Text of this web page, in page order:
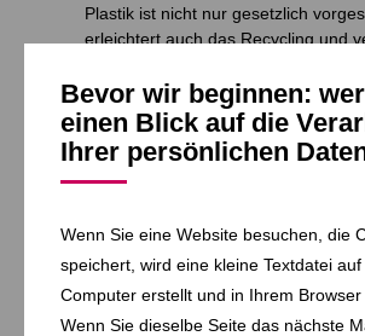
Bevor wir beginnen:
einen Blick auf die
Ihrer persönlichen
Wenn Sie eine Website besuchen, die
speichert, wird eine kleine Textdatei
Computer erstellt und in Ihrem Browser
Wenn Sie dieselbe Seite das nächste
Plastik ist nicht nur gesetzlich
erleichtert auch das Recycling und
Regelmäßige Reinigung:Halten
Entsorgungsbereiche sauber und
diese regelmäßig, um die Hygiene in
Lebensmittelverschwendung:
Einkaufs- und Lagerhaltungspolitik
Abfall reduzieren, sondern auch die
Betriebs steigern.